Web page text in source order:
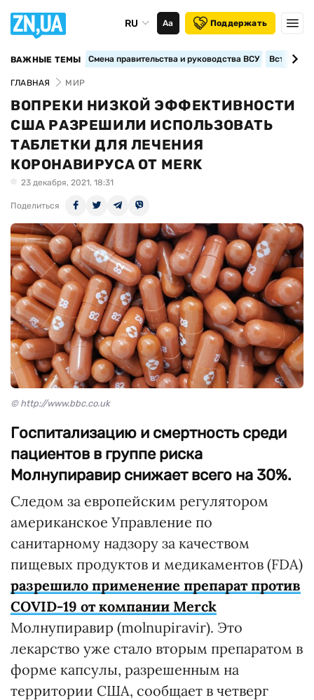
RU Аа Поддержать
ВАЖНЫЕ ТЕМЫ Смена правительства и руководства ВСУ
ГЛАВНАЯ МИР
ВОПРЕКИ НИЗКОЙ ЭФФЕКТИВНОСТИ
США РАЗРЕШИЛИ ИСПОЛЬЗОВАТЬ
ТАБЛЕТКИ ДЛЯ ЛЕЧЕНИЯ
КОРОНАВИРУСА ОТ MERK
23 декабря, 2021, 18:31
Поделиться
© http://www.bbc.co.uk
Госпитализацию и смертность среди
пациентов в группе риска
Молнупиравир снижает всего на 30%.
Следом за европейским регулятором
американское Управление по
санитарному надзору за качеством
пищевых продуктов и медикаментов (FDA)
разрешило применение препарат против
COVID-19 от компании Merсk
Молнупиравир (molnupiravir). Это
лекарство уже стало вторым препаратом в
форме капсулы, разрешенным на
территории США, сообщает в четверг